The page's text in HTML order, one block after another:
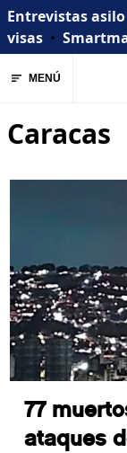
Entrevistas asilo
visas •
MENÚ
Caracas
77
ataques